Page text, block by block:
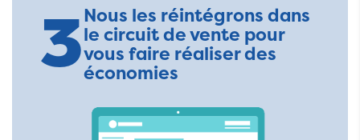
3Nous les réintégrons dans
le circuit de vente pour
vous faire réaliser des
économies